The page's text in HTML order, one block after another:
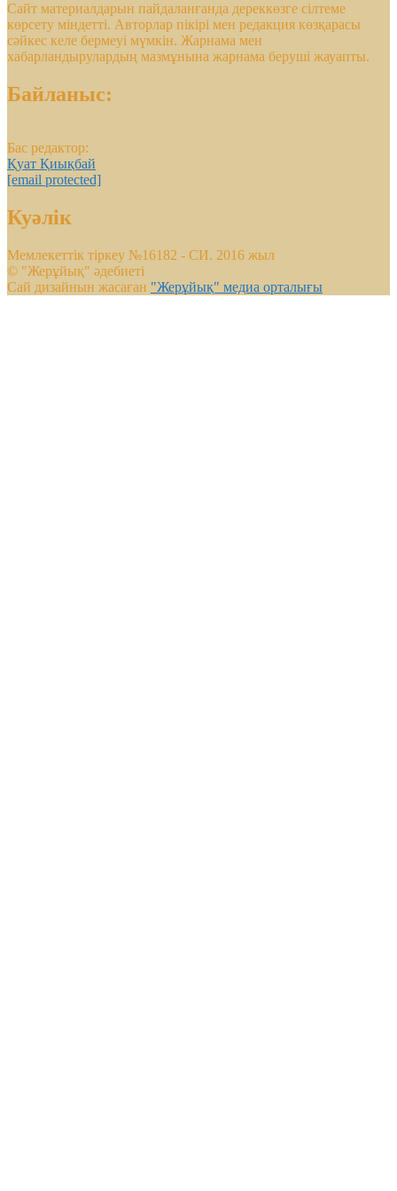
Сайт материалдарын пайдаланғанда дереккөзге сілтеме
көрсету міндетті. Авторлар пікірі мен редакция көзқарасы
сәйкес келе бермеуі мүмкін. Жарнама мен
хабарландырулардың мазмұнына жарнама беруші жауапты.
Байланыс:
Бас редактор:
Қуат Қиықбай
[email protected]
Куәлік
Мемлекеттік тіркеу №16182 - СИ. 2016 жыл
© "Жерұйық" әдебиеті
Сай дизайнын жасаған "Жерұйық" медиа орталығы